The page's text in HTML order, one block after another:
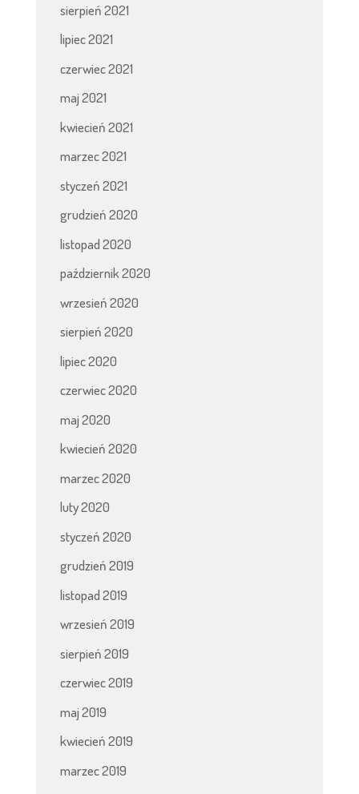
sierpień 2021
lipiec 2021
czerwiec 2021
maj 2021
kwiecień 2021
marzec 2021
styczeń 2021
grudzień 2020
listopad 2020
październik 2020
wrzesień 2020
sierpień 2020
lipiec 2020
czerwiec 2020
maj 2020
kwiecień 2020
marzec 2020
luty 2020
styczeń 2020
grudzień 2019
listopad 2019
wrzesień 2019
sierpień 2019
czerwiec 2019
maj 2019
kwiecień 2019
marzec 2019